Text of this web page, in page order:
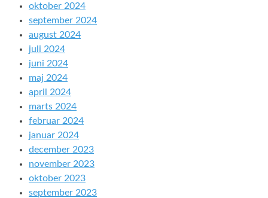
oktober 2024
september 2024
august 2024
juli 2024
juni 2024
maj 2024
april 2024
marts 2024
februar 2024
januar 2024
december 2023
november 2023
oktober 2023
september 2023